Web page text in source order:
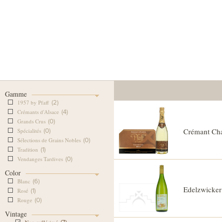
Gamme
1957 by Pfaff (2)
Crémants d'Alsace (4)
Grands Crus (0)
Spécialités (0)
Sélections de Grains Nobles (0)
Tradition (1)
Vendanges Tardives (0)
Color
Blanc (6)
Rosé (1)
Rouge (0)
Vintage
Crémant